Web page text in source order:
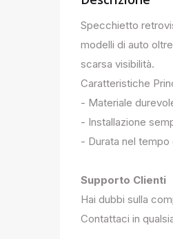
Specchietto
modelli di auto
scarsa visibilità.
Caratteristiche
- Materiale
- Installazione
- Durata nel tempo
Supporto Clienti
Hai dubbi sulla
Contattaci in